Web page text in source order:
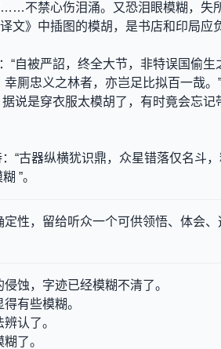
……不禁心伤泪涌。又恐泪眼模糊，失
译文》中插图的模胡，是书店和印局应
“自被严詔，终全大节，非特误国偷生
厠忠义之林者，亦岂足比拟百一哉。
说是穿衣服太模胡了，有时竟会忘记
“古器纵横犹识鼎，众星错落仅名斗，
”。
性，留给听众一个可供领悟、体会
蚀，字迹已经模糊不清了。
有些模糊。
认了。
了。